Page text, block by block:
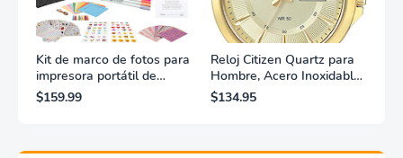
Kit de marco de fotos para
impresora portátil de
fotografías y vídeos
Lifeprint 3x4,5 (blanca)
$159.99
Reloj Citizen Quartz para
Hombre, Acero Inoxidable,
Clásico, Dorado
$134.95